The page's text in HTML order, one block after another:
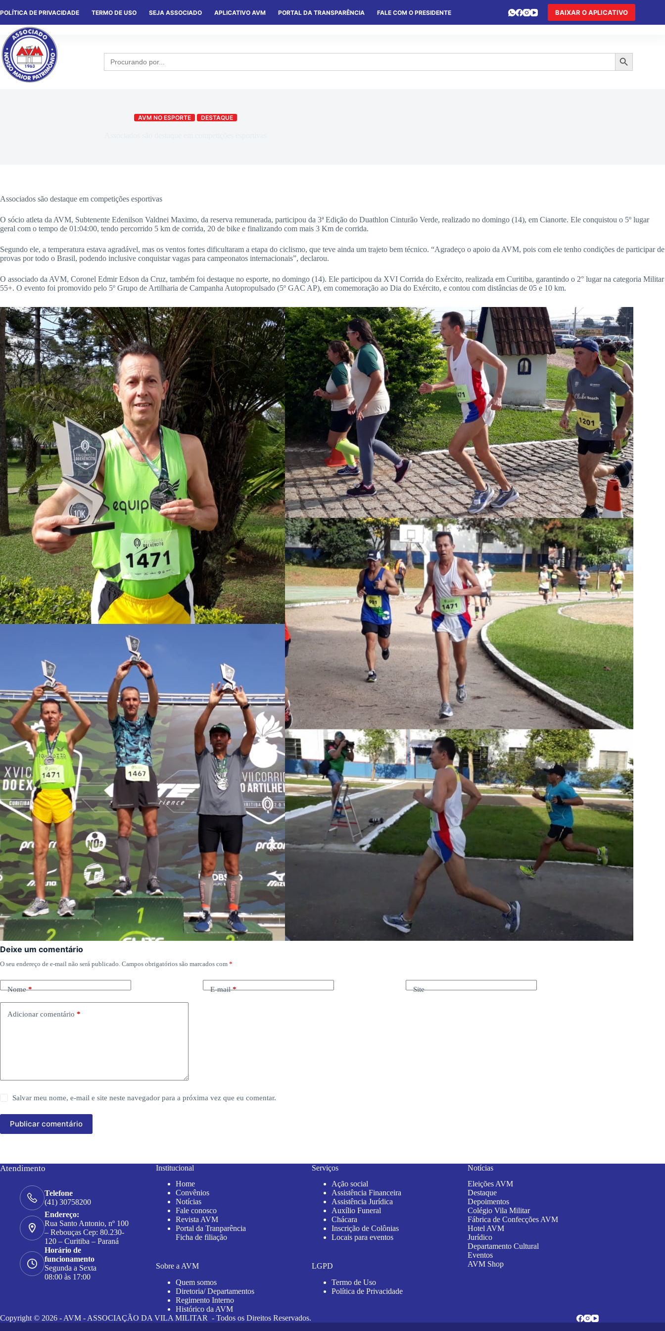
POLÍTICA DE PRIVACIDADE TERMO DE USO SEJA ASSOCIADO APLICATIVO AVM PORTAL DA TRANSPARÊNCIA FALE COM O PRESIDENTE BAIXAR O APLICATIVO
Search
for: Search Button
AVM NO ESPORTE DESTAQUE
Associados são destaque em competições esportivas
O sócio atleta da AVM, Subtenente Edenilson Valdnei Maximo, da reserva remunerada, participou da 3ª Edição do Duathlon Cinturão Verde, realizado no domingo (14), em Cianorte. Ele conquistou o 5º lugar
geral com o tempo de 01:04:00, tendo percorrido 5 km de corrida, 20 de bike e finalizando com mais 3 Km de corrida.
Segundo ele, a temperatura estava agradável, mas os ventos fortes dificultaram a etapa do ciclismo, que teve ainda um trajeto bem técnico. “Agradeço o apoio da AVM, pois com ele tenho condições de participar de
provas por todo o Brasil, podendo inclusive conquistar vagas para campeonatos internacionais”, declarou.
O associado da AVM, Coronel Edmir Edson da Cruz, também foi destaque no esporte, no domingo (14). Ele participou da XVI Corrida do Exército, realizada em Curitiba, garantindo o 2° lugar na categoria Militar
55+. O evento foi promovido pelo 5º Grupo de Artilharia de Campanha Autopropulsado (5º GAC AP), em comemoração ao Dia do Exército, e contou com distâncias de 05 e 10 km.
Deixe um comentário
O seu endereço de e-mail não será publicado. Campos obrigatórios são marcados com *
Nome* E-mail* Site
Adicionar comentário *
Salvar meu nome, e-mail e site neste navegador para a próxima vez que eu comentar.
Publicar comentário
Atendimento
Telefone
(41) 30758200
Endereço:
Rua Santo Antonio, nº 100
– Rebouças Cep: 80.230-
120 – Curitiba – Paraná
Horário de
funcionamento
Segunda a Sexta
08:00 às 17:00
Institucional
Home
Convênios
Notícias
Fale conosco
Revista AVM
Portal da Tranparência
Ficha de filiação
Sobre a AVM
Quem somos
Diretoria/ Departamentos
Regimento Interno
Histórico da AVM
Serviços
Ação social
Assistência Financeira
Assistência Jurídica
Auxílio Funeral
Chácara
Inscrição de Colônias
Locais para eventos
LGPD
Termo de Uso
Política de Privacidade
Notícias
Eleições AVM
Destaque
Depoimentos
Colégio Vila Militar
Fábrica de Confecções AVM
Hotel AVM
Jurídico
Departamento Cultural
Eventos
AVM Shop
Copyright © 2026 - AVM - ASSOCIAÇÃO DA VILA MILITAR - Todos os Direitos Reservados.